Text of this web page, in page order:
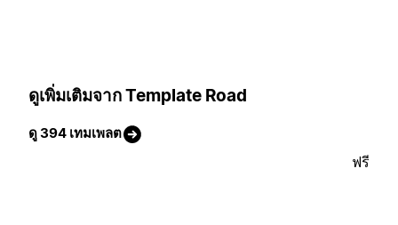
ดูเพิ่มเติมจาก Template Road
ดู 394 เทมเพลต
ฟรี